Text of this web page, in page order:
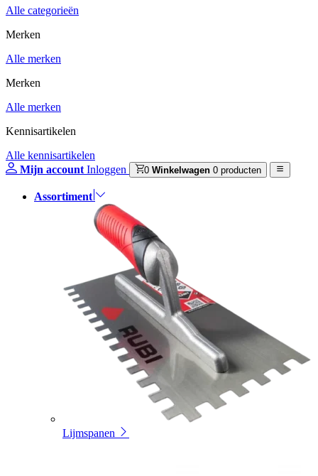
Alle categorieën
Merken
Alle merken
Merken
Alle merken
Kennisartikelen
Alle kennisartikelen
Mijn account Inloggen 0 Winkelwagen 0 producten
Assortiment
Lijmspanen